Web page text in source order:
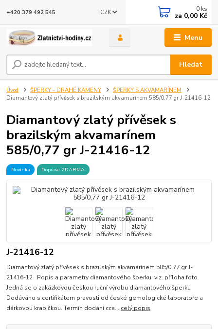
Menu
CZK
Hledat
+420 379 492 545 0 ks
za 0,00 Kč
Úvod ŠPERKY - DRAHÉ KAMENY
ŠPERKY S AKVAMARÍNEM
Diamantový zlatý přívěsek s brazilským akvamarínem 585/0,77 gr J-21416-12
Diamantový zlatý přívěsek s
brazilským akvamarínem
585/0,77 gr J-21416-12
Novinka Doprava ZDARMA
J-21416-12
Diamantový zlatý přívěsek s brazilským akvamarínem 585/0,77 gr J-
21416-12 Popis a parametry diamantového šperku: viz. příloha foto
Jedná se o zakázkovou českou ruční výrobu diamantového šperku
Dodáváno s certifikátem pravosti od české gemologické laboratoře a
dárkovou krabičkou. Termín dodání cca... celý popis